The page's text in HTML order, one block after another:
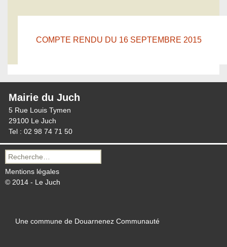
COMPTE RENDU DU 16 SEPTEMBRE 2015
Mairie du Juch
5 Rue Louis Tymen
29100 Le Juch
Tel : 02 98 74 71 50
Recherche
pour :
Mentions légales
© 2014 - Le Juch
Une commune de Douarnenez Communauté